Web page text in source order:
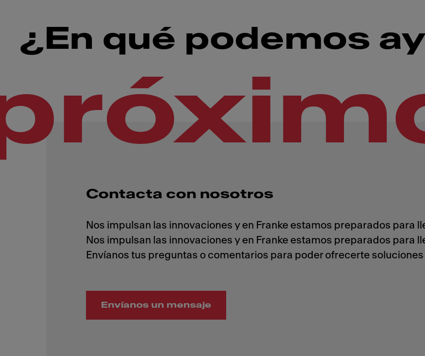
¿En qué podemos
Contacta con nosotros
Nos impulsan las innovaciones y en Franke estamos preparados para
Nos impulsan las innovaciones y en Franke estamos preparados para
Envíanos un mensaje